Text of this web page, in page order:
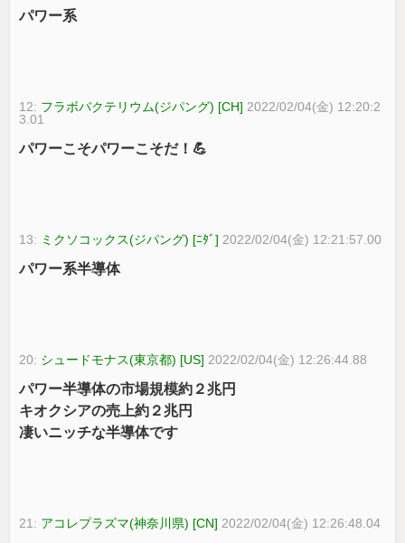
パワー系
12: フラボバクテリウム(ジパング) [CH] 2022/02/04(金) 12:20:2
3.01
パワーこそパワーこそだ！💪
13: ミクソコックス(ジパング) [ﾆﾀﾞ] 2022/02/04(金) 12:21:57.00
パワー系半導体
20: シュードモナス(東京都) [US] 2022/02/04(金) 12:26:44.88
パワー半導体の市場規模約２兆円
キオクシアの売上約２兆円
凄いニッチな半導体です
21: アコレプラズマ(神奈川県) [CN] 2022/02/04(金) 12:26:48.04